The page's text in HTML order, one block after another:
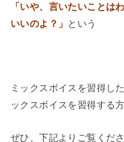
「いや、言いたいことは
いいのよ？」 という
ミックスボイスを習得し
ックスボイスを習得する
ぜひ、下記よりご覧くださ